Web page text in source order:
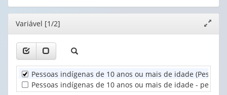
ref...
(1)
1
(possui
apenas
1
Unidade
Territorial
(1)
(possui
de
idade
(1)
Editor
janela
Variável [1/2]
Pessoas indígenas de 10 anos ou mais de idade (Pessoas)
Pessoas indígenas de 10 anos ou mais de idade -